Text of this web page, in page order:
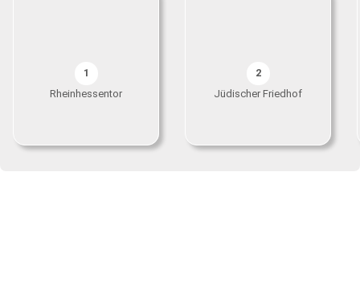
1
Rheinhessentor
2
Jüdischer Friedhof